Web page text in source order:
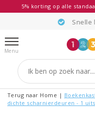
5% korting op alle
Snelle
Menu
Terug naar Home |
dichte scharnierdeuren - 1